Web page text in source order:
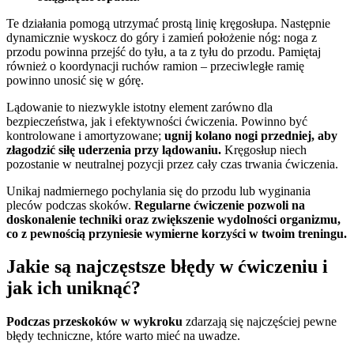
Te działania pomogą utrzymać prostą linię kręgosłupa. Następnie
dynamicznie wyskocz do góry i zamień położenie nóg: noga z
przodu powinna przejść do tyłu, a ta z tyłu do przodu. Pamiętaj
również o koordynacji ruchów ramion – przeciwległe ramię
powinno unosić się w górę.
Lądowanie to niezwykle istotny element zarówno dla
bezpieczeństwa, jak i efektywności ćwiczenia. Powinno być
kontrolowane i amortyzowane; ugnij kolano nogi przedniej, aby
złagodzić siłę uderzenia przy lądowaniu. Kręgosłup niech
pozostanie w neutralnej pozycji przez cały czas trwania ćwiczenia.
Unikaj nadmiernego pochylania się do przodu lub wyginania
pleców podczas skoków. Regularne ćwiczenie pozwoli na
doskonalenie techniki oraz zwiększenie wydolności organizmu,
co z pewnością przyniesie wymierne korzyści w twoim treningu.
Jakie są najczęstsze błędy w ćwiczeniu i
jak ich uniknąć?
Podczas przeskoków w wykroku zdarzają się najczęściej pewne
błędy techniczne, które warto mieć na uwadze.